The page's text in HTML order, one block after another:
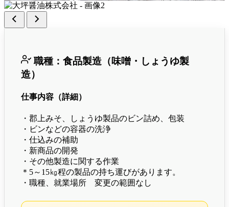
職種：食品製造（味噌・しょうゆ製
造）
仕事内容（詳細）
・郡上みそ、しょうゆ製品のビン詰め、包装
・ビンなどの容器の洗浄
・仕込みの補助
・新商品の開発
・その他製造に関する作業
＊5～15㎏程の製品の持ち運びがあります。
・職種、就業場所 変更の範囲なし